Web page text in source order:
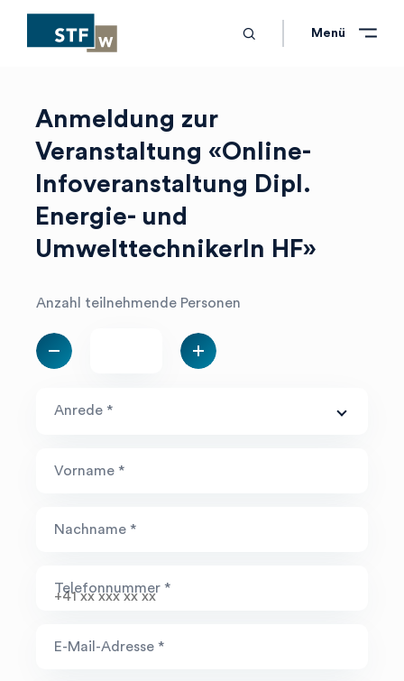
Schliessen
search Menü
Anmeldung zur
Veranstaltung «Online-
Infoveranstaltung Dipl.
Energie- und
UmwelttechnikerIn HF»
Anzahl teilnehmende Personen
Anrede *
Herr
Frau
Vorname *
Nachname *
Telefonnummer *
E-Mail-Adresse *
Schliessen